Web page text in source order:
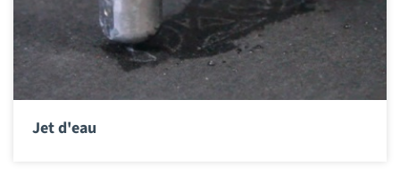
Jet d'eau